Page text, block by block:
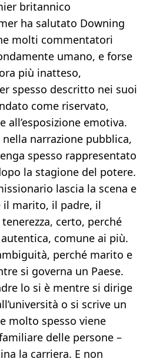
britannico
ha salutato Downing
molti commentatori
umano, e forse
più inatteso,
spesso descritto nei suoi
come riservato,
emotiva.
narrazione pubblica,
spesso rappresentato
la stagione del potere.
lascia la scena e
il marito, il padre, il
certo, perché
comune ai più.
perché marito e
si governa un Paese.
lo si è mentre si dirige
o si scrive un
molto spesso viene
delle persone –
la carriera. E non